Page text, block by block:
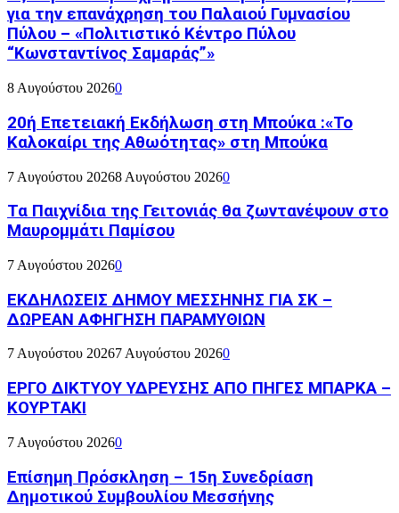
για την επανάχρηση του Παλαιού Γυμνασίου
Πύλου – «Πολιτιστικό Κέντρο Πύλου
“Κωνσταντίνος Σαμαράς”»
8 Αυγούστου 20260
20ή Επετειακή Εκδήλωση στη Μπούκα :«Το
Καλοκαίρι της Αθωότητας» στη Μπούκα
7 Αυγούστου 20268 Αυγούστου 20260
Τα Παιχνίδια της Γειτονιάς θα ζωντανέψουν στο
Μαυρομμάτι Παμίσου
7 Αυγούστου 20260
ΕΚΔΗΛΩΣΕΙΣ ΔΗΜΟΥ ΜΕΣΣΗΝΗΣ ΓΙΑ ΣΚ –
ΔΩΡΕΑΝ ΑΦΗΓΗΣΗ ΠΑΡΑΜΥΘΙΩΝ
7 Αυγούστου 20267 Αυγούστου 20260
ΕΡΓΟ ΔΙΚΤΥΟΥ ΥΔΡΕΥΣΗΣ ΑΠΟ ΠΗΓΕΣ ΜΠΑΡΚΑ –
ΚΟΥΡΤΑΚΙ
7 Αυγούστου 20260
Επίσημη Πρόσκληση – 15η Συνεδρίαση
Δημοτικού Συμβουλίου Μεσσήνης